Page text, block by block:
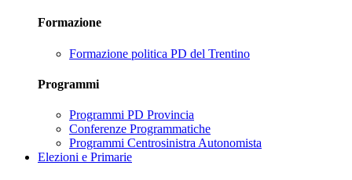
Formazione
Formazione politica PD del Trentino
Programmi
Programmi PD Provincia
Conferenze Programmatiche
Programmi Centrosinistra Autonomista
Elezioni e Primarie